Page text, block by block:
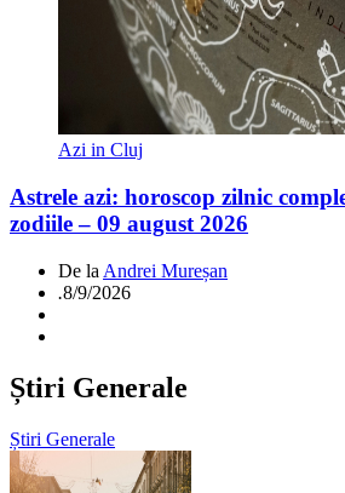
Azi in Cluj
Astrele azi: horoscop zilnic
zodiile – 09 august 2026
De la Andrei Mureșan
.8/9/2026
Știri Generale
Știri Generale